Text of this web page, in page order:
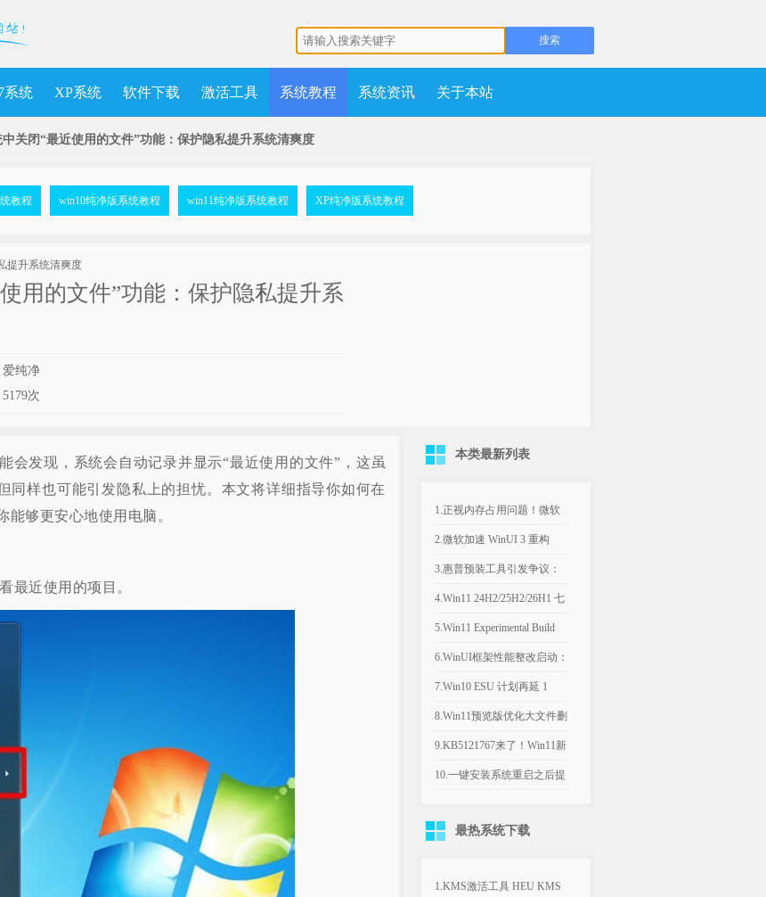
系统 XP系统 软件下载 激活工具 系统教程 系统资讯 关于本站
关闭“最近使用的文件”功能：保护隐私提升系统清爽度
教程 win10纯净版系统教程 win11纯净版系统教程 XP纯净版系统教程
用的文件”功能：保护隐私提升系
纯净
5179次
发现，系统会自动记录并显示“最近使用的文件”，这虽
同样也可能引发隐私上的担忧。本文将详细指导你如何在
能够更安心地使用电脑。
近使用的项目。
本类最新列表
1.正视内存占用问题！微软
计划年底优化Win11，改善
8GB设备运行体验
2.微软加速 WinUI 3 重构
Win11，深色属性界面仅是
开端
3.惠普预装工具引发争议：
Win11电脑反复推送弹窗，
引导设置Bing为默认搜索引
擎
4.Win11 24H2/25H2/26H1 七
月可选更新：文件管理器优
化文件大小单位
5.Win11 Experimental Build
29634.1000：新增语音访问
人声隔离
6.WinUI框架性能整改启动：
微软承认Win11内置应用内
存过高，底层优化前置
7.Win10 ESU 计划再延 1
年，支持期限至 2027年 10月
8.Win11预览版优化大文件删
除流程，告别“正在计算”弹
窗
9.KB5121767来了！Win11新
补丁修复部分戴尔电脑意外
10.一键安装系统重启之后提
最热系统下载
1.KMS激活工具 HEU KMS